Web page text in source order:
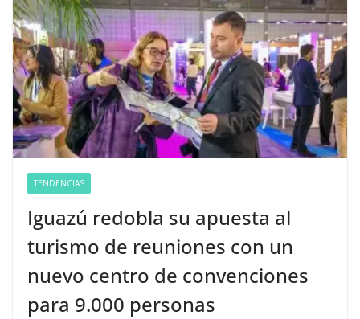
TENDENCIAS
Iguazú redobla su apuesta al
turismo de reuniones con un
nuevo centro de convenciones
para 9.000 personas